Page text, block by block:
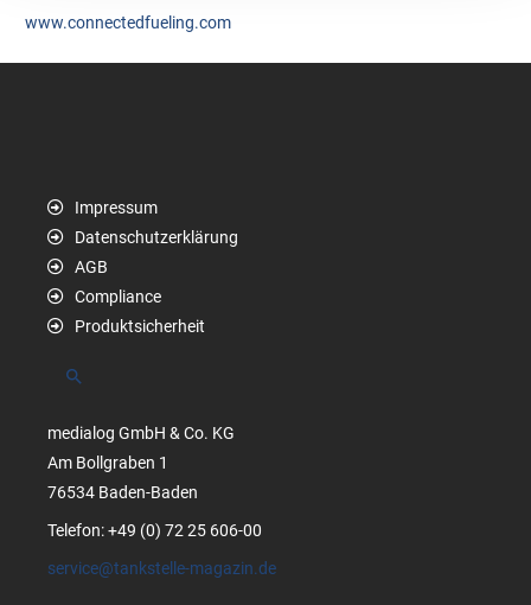
www.connectedfueling.com
Impressum
Datenschutzerklärung
AGB
Compliance
Produktsicherheit
Suchen
medialog GmbH & Co. KG
Am Bollgraben 1
76534 Baden-Baden
Telefon: +49 (0) 72 25 606-00
service@tankstelle-magazin.de